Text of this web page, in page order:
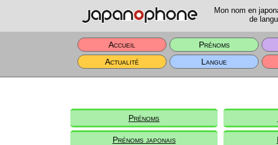
Mon nom en
de
Accueil Prénoms
Actualité
Langue
Prénoms
Prénoms japonais